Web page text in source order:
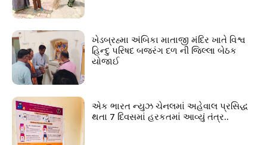
ખેડબ્રહ્મા અંબિકા માતાજી મંદિર ખાતે વિશ્વ
હિન્દુ પરિષદ બજરંગ દળ ની જિલ્લા બેઠક
યોજાઈ
એક ભારત ન્યુઝ ચેનલમાં અહેવાલ પ્રસિદ્ધ
થતા 7 દિવસમાં હરકતમાં આવ્યું તંત્ર..